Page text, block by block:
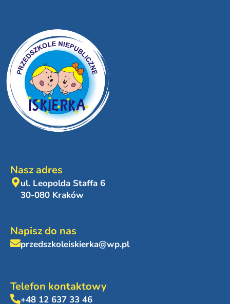
Nasz adres
ul. Leopolda Staffa 6
30-080 Kraków
Napisz do nas
przedszkoleiskierka@wp.pl
Telefon kontaktowy
+48 12 637 33 46